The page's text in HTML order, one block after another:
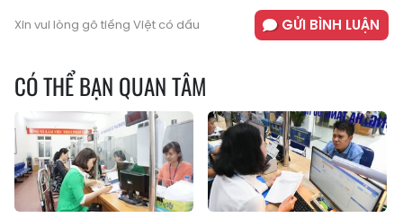
Xin vui lòng gõ tiếng Việt có dấu GỬI BÌNH LUẬN
CÓ THỂ BẠN QUAN TÂM